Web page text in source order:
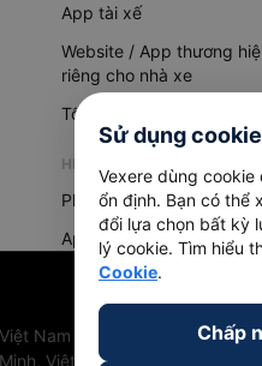
App tài xế
Website / App thương
riêng cho nhà xe
Tổng đài AI
HỆ THỐNG QUẢN LÝ HÀNG
Phần mềm quản lý hàng
App quản lý hàng hoá
Nam
Việt Nam
Sử dụng cookie
Vexere dùng
ổn định. Bạn có thể
đổi lựa chọn bất kỳ
lý cookie. Tìm hiểu
Cookie.
Chấp